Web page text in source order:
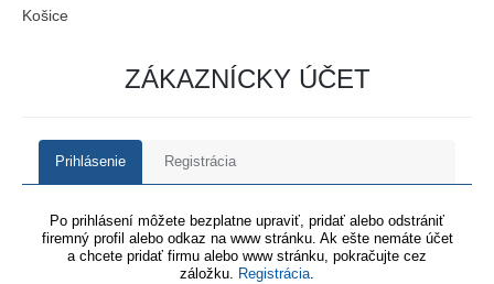
Košice
ZÁKAZNÍCKY ÚČET
Prihlásenie Registrácia
Po prihlásení môžete bezplatne upraviť, pridať alebo odstrániť
firemný profil alebo odkaz na www stránku. Ak ešte nemáte účet
a chcete pridať firmu alebo www stránku, pokračujte cez
záložku. Registrácia.